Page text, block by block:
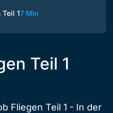
17 Min
Teil 1
Fliegen Teil 1 - In der